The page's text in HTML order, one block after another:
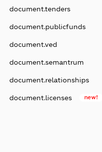
document.tenders
document.publicfunds
document.ved
document.semantrum
document.relationships
document.licenses new!